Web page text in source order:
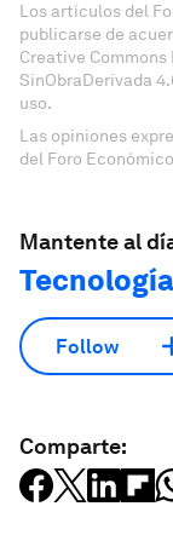
Los artículos del
publicarse de
Creative
SinObraDerivada
uso.
Las opiniones
del Foro
Mantente al
Follow
Comparte: